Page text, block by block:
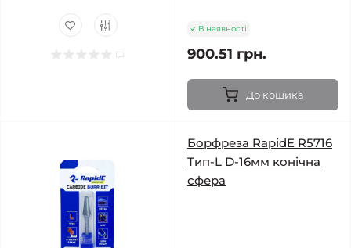
В наявності
900.51 грн.
До кошика
Борфреза RapidE R5716
Тип-L D-16мм конічна
сфера